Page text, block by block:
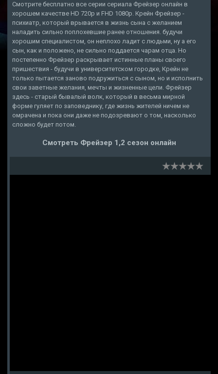
Смотрите бесплатно все серии сериала Фрейзер онлайн в
хорошем качестве HD 720p и FHD 1080p. Крейн Фрейзер -
психиатр, который врывается в жизнь сына с желанием
наладить сильно поплохевшие ранее отношения. будучи
хорошим специалистом, он неплохо ладит с людьми, ну а его
сын, как и положено, не сильно поддается чарам отца. Но
постепенно Фрейзер раскрывает истинные планы своего
пришествия - будучи в университетском городке, Крейн не
только пытается заново подружиться с сыном, но и исполнить
свои заветные желания, мечты и жизненные цели. Фрейзер
здесь - старый бывалый волк, который в весьма мирной
форме гуляет по заповеднику, где жизнь жителей ничем не
омрачена и пока они даже не подозревают о том, насколько
сложно будет потом.
Смотреть Фрейзер 1,2 сезон онлайн